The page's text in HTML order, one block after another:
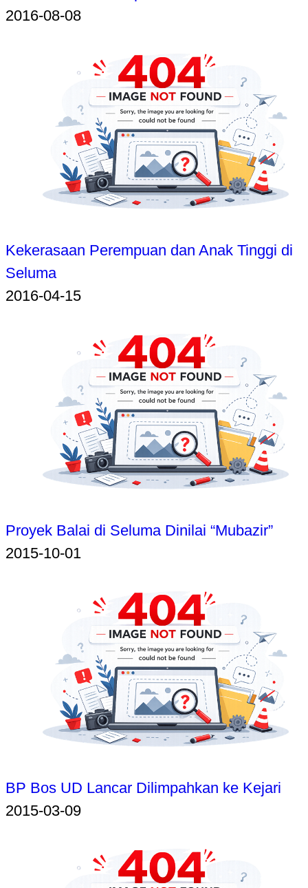
2016-08-08
Kekerasaan Perempuan dan Anak Tinggi di
Seluma
2016-04-15
Proyek Balai di Seluma Dinilai “Mubazir”
2015-10-01
BP Bos UD Lancar Dilimpahkan ke Kejari
2015-03-09